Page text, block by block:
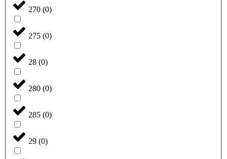
270 (0)
275 (0)
28 (0)
280 (0)
285 (0)
29 (0)